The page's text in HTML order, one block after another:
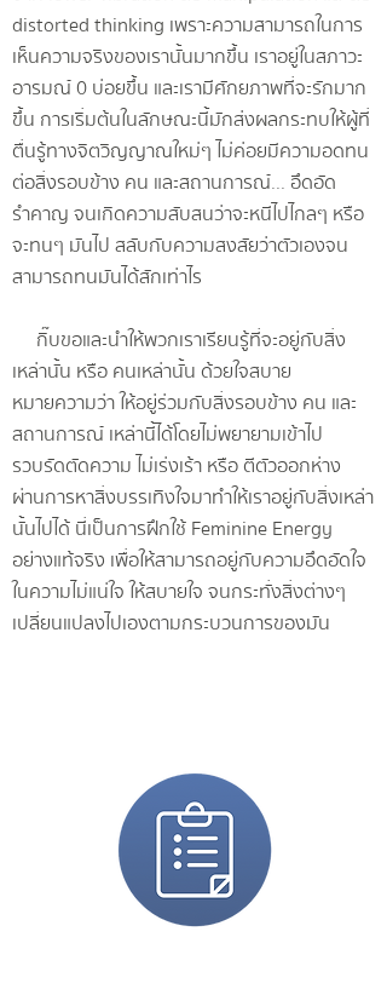
distorted thinking เพราะความสามารถในการ
เห็นความจริงของเรานั้นมากขึ้น เราอยู่ในสภาวะ
อารมณ์ 0 บ่อยขึ้น และเรามีศักยภาพที่จะรักมาก
ขึ้น การเริ่มต้นในลักษณะนี้มักส่งผลกระทบให้ผู้ที่
ตื่นรู้ทางจิตวิญญาณใหม่ๆ ไม่ค่อยมีความอดทน
ต่อสิ่งรอบข้าง คน และสถานการณ์... อึดอัด
รำคาญ จนเกิดความสับสนว่าจะหนีไปไกลๆ หรือ
จะทนๆ มันไป สลับกับความสงสัยว่าตัวเองจน
สามารถทนมันได้สักเท่าไร
กิ๊บขอและนำให้พวกเราเรียนรู้ที่จะอยู่กับสิ่ง
เหล่านั้น หรือ คนเหล่านั้น ด้วยใจสบาย
หมายความว่า ให้อยู่ร่วมกับสิ่งรอบข้าง คน และ
สถานการณ์ เหล่านี้ได้โดยไม่พยายามเข้าไป
รวบรัดตัดความ ไม่เร่งเร้า หรือ ตีตัวออกห่าง
ผ่านการหาสิ่งบรรเทิงใจมาทำให้เราอยู่กับสิ่งเหล่า
นั้นไปได้ นี่เป็นการฝึกใช้ Feminine Energy
อย่างแท้จริง เพื่อให้สามารถอยู่กับความอึดอัดใจ
ในความไม่แน่ใจ ให้สบายใจ จนกระทั่งสิ่งต่างๆ
เปลี่ยนแปลงไปเองตามกระบวนการของมัน